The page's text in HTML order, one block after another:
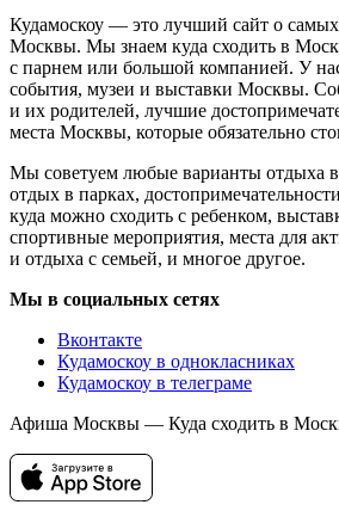
Кудамоскоу — это лучший сайт о
Москвы. Мы знаем куда сходить в
с парнем или большой компанией. У
события, музеи и выставки Москвы.
и их родителей, лучшие
места Москвы, которые обязательно
Мы советуем любые варианты отдыха
отдых в парках,
куда можно сходить с ребенком,
спортивные мероприятия, места для
и отдыха с семьей, и многое другое.
Мы в социальных сетях
Вконтакте
Кудамоскоу в однокласниках
Кудамоскоу в телеграме
Афиша Москвы — Куда сходить в